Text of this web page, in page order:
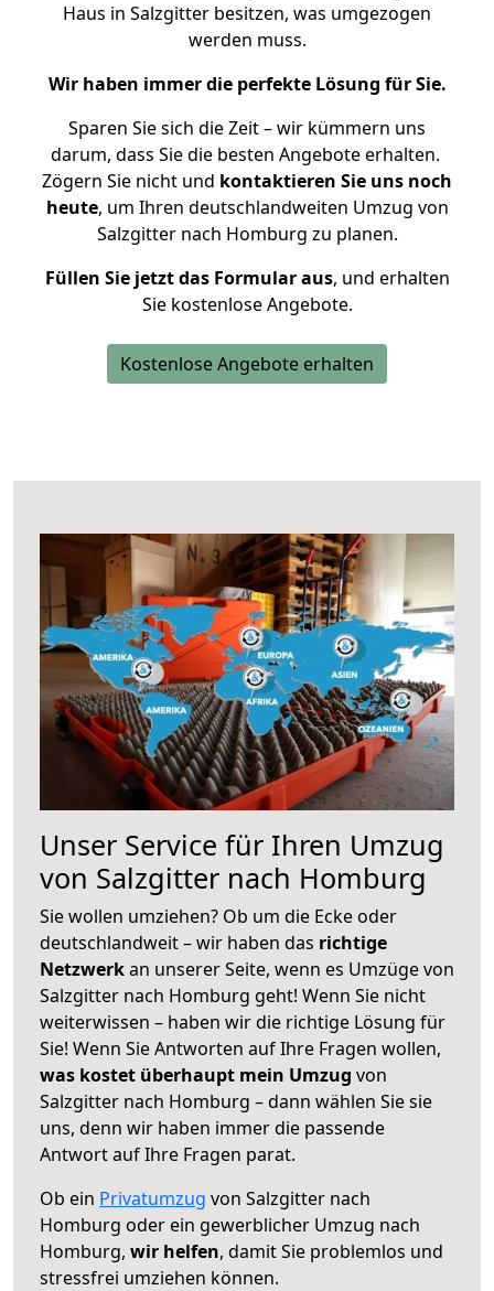
Haus in Salzgitter besitzen, was umgezogen
werden muss.
Wir haben immer die perfekte Lösung für Sie.
Sparen Sie sich die Zeit – wir kümmern uns
darum, dass Sie die besten Angebote erhalten.
Zögern Sie nicht und kontaktieren Sie uns noch
heute, um Ihren deutschlandweiten Umzug von
Salzgitter nach Homburg zu planen.
Füllen Sie jetzt das Formular aus, und erhalten
Sie kostenlose Angebote.
Kostenlose Angebote erhalten
Unser Service für Ihren Umzug
von Salzgitter nach Homburg
Sie wollen umziehen? Ob um die Ecke oder
deutschlandweit – wir haben das richtige
Netzwerkan unserer Seite, wenn es Umzüge von
Salzgitter nach Homburg geht! Wenn Sie nicht
weiterwissen – haben wir die richtige Lösung für
Sie! Wenn Sie Antworten auf Ihre Fragen wollen,
was kostet überhaupt mein Umzug von
Salzgitter nach Homburg – dann wählen Sie sie
uns, denn wir haben immer die passende
Antwort auf Ihre Fragen parat.
Ob ein Privatumzug von Salzgitter nach
Homburg oder ein gewerblicher Umzug nach
Homburg, wir helfen, damit Sie problemlos und
stressfrei umziehen können.